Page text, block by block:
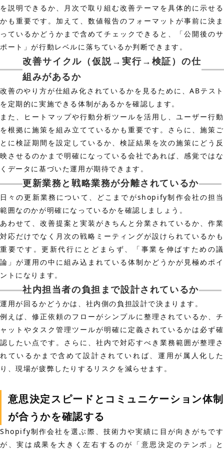
を説明できるか、月次で取り組む改善テーマを具体的に示せる
かも重要です。加えて、数値報告のフォーマットが事前に決ま
っているかどうかまで含めてチェックできると、「公開後のサ
ポート」が行動レベルに落ちているか判断できます。
改善サイクル（仮説→実行→検証）の仕
組みがあるか
改善のやり方が仕組み化されているかを見るために、ABテスト
を定期的に実施できる体制があるかを確認します。
また、ヒートマップや行動分析ツールを活用し、ユーザー行動
を根拠に施策を組み立てているかも重要です。さらに、施策ご
とに検証期間を設定しているか、検証結果を次の施策にどう反
映させるのかまで明確になっている会社であれば、感覚ではな
くデータに基づいた運用が期待できます。
更新業務と戦略業務が分離されているか
日々の更新業務について、どこまでがshopify制作会社の担当
範囲なのかが明確になっているかを確認しましょう。
あわせて、改善提案と実装がきちんと分業されているか、作業
対応だけでなく月次の戦略ミーティングが設けられているかも
重要です。更新代行にとどまらず、「事業を伸ばすための議
論」が運用の中に組み込まれている体制かどうかが見極めポイ
ントになります。
社内担当者の負担まで設計されているか
運用が回るかどうかは、社内側の負担設計で決まります。
例えば、修正依頼のフローがシンプルに整理されているか、チ
ャットやタスク管理ツールが明確に定義されているかは必ず確
認したい点です。さらに、社内で対応すべき業務範囲が整理さ
れているかまで含めて設計されていれば、運用が属人化した
り、現場が疲弊したりするリスクを減らせます。
意思決定スピードとコミュニケーション体制
が合うかを確認する
Shopify制作会社を選ぶ際、技術力や実績に目が向きがちです
が、実は成果を大きく左右するのが「意思決定のテンポ」と